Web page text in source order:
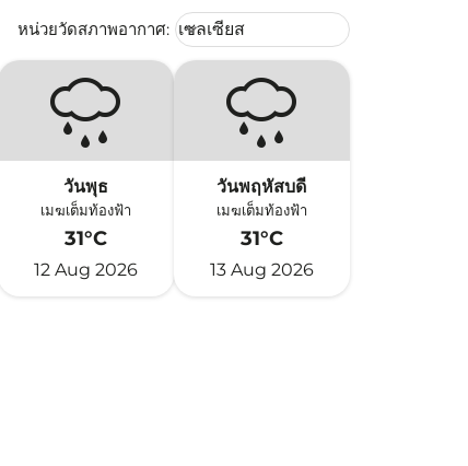
หน่วยวัดสภาพอากาศ: Weather unit option เซลเซียส
เซลเซียส
keyboard_arrow_down
วันพุธ
เมฆเต็มท้องฟ้า
31°C
12 Aug 2026
วันพฤหัสบดี
เมฆเต็มท้องฟ้า
31°C
13 Aug 2026